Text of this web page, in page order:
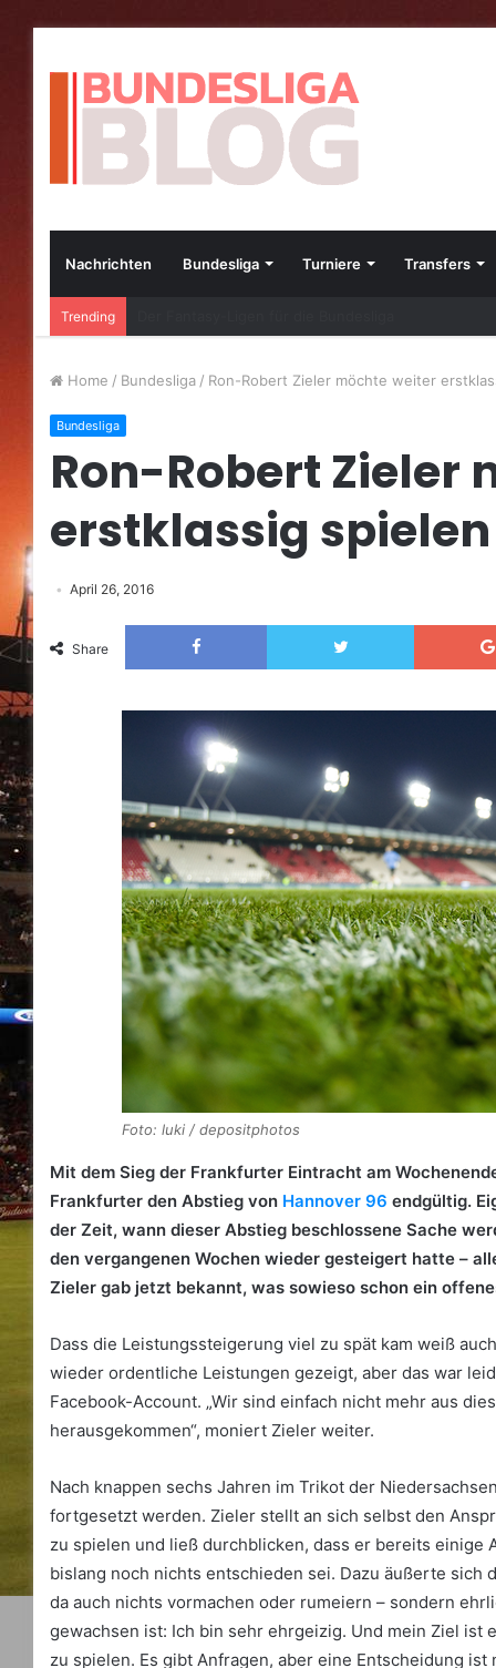
Nachrichten Bundesliga Turniere Transfers
Trending
Home / Bundesliga / Ron-Robert Zieler möchte weiter
Bundesliga
Ron-Robert Zieler
erstklassig spielen
April 26, 2016
Share
Facebook Twitter
Foto: luki / depositphotos
Mit dem Sieg der Frankfurter Eintracht am
Frankfurter den Abstieg von Hannover 96 endgültig.
der Zeit, wann dieser Abstieg beschlossene Sache
den vergangenen Wochen wieder gesteigert hatte –
Zieler gab jetzt bekannt, was sowieso schon ein
Dass die Leistungssteigerung viel zu spät kam weiß
wieder ordentliche Leistungen gezeigt, aber das war
Facebook-Account. „Wir sind einfach nicht mehr aus
herausgekommen“, moniert Zieler weiter.
Nach knappen sechs Jahren im Trikot der
fortgesetzt werden. Zieler stellt an sich selbst den
zu spielen und ließ durchblicken, dass er bereits einige
bislang noch nichts entschieden sei. Dazu äußerte sich
da auch nichts vormachen oder rumeiern – sondern
gewachsen ist: Ich bin sehr ehrgeizig. Und mein Ziel ist
zu spielen. Es gibt Anfragen, aber eine Entscheidung ist